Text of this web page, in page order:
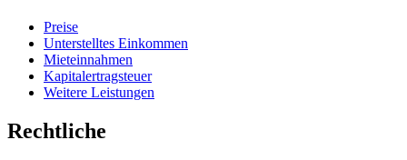
Preise
Unterstelltes Einkommen
Mieteinnahmen
Kapitalertragsteuer
Weitere Leistungen
Rechtliche